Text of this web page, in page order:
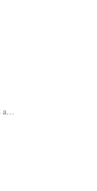
Garnet, beyaz zirkon ve rodolit garnet 18 ayar rose altın kolye (40 cm beyaz altın rolo zincir)